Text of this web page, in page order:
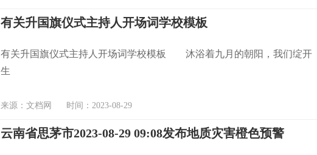
有关升国旗仪式主持人开场词学校模板
有关升国旗仪式主持人开场词学校模板 沐浴着九月的朝阳，我们绽开
生
来源：文档网 时间：2023-08-29
云南省思茅市2023-08-29 09:08发布地质灾害橙色预警